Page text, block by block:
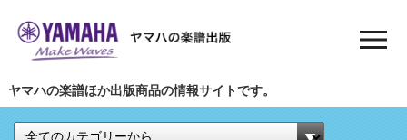
ヤマハの楽譜ほか出版商品の情報サイトです。